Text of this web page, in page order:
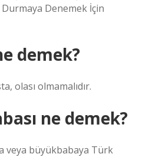
Durmaya Denemek İçin
demek?
olası olmamalıdır.
ne demek?
veya büyükbabaya Türk